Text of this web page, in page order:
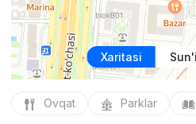
Xaritasi
Ovqat Parklar